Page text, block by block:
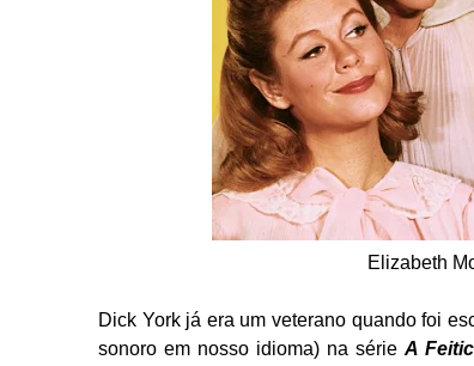
Elizabeth
Dick York já era um veterano quando foi
sonoro em nosso idioma) na série A